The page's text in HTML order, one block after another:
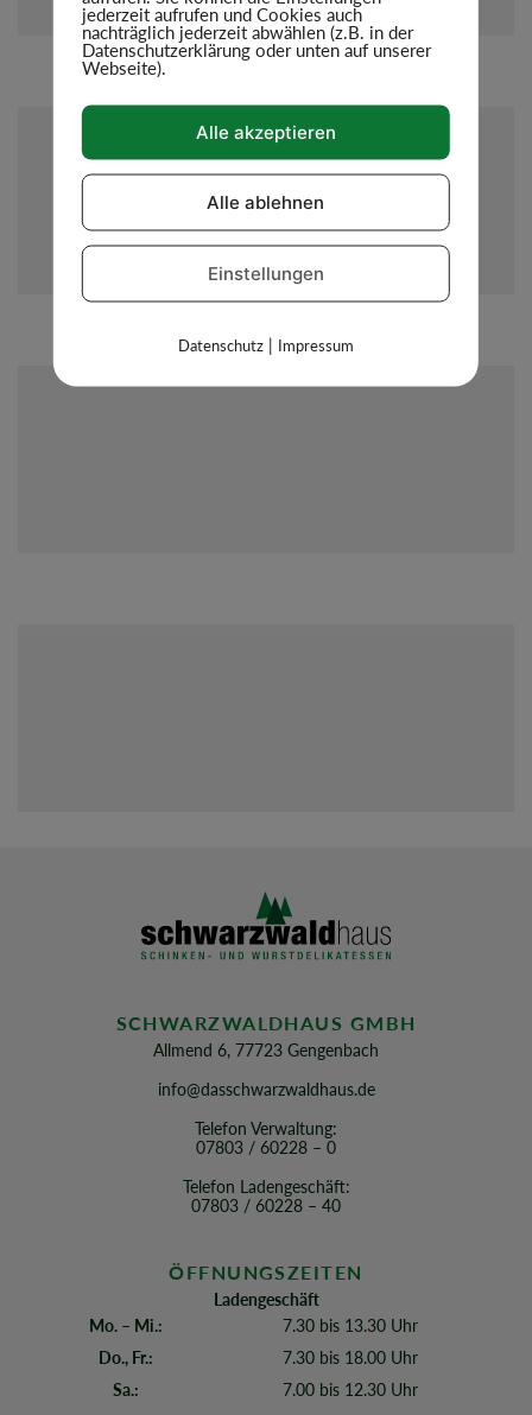
SCHWARZWALDHAUS GMBH
Allmend 6, 77723 Gengenbach
info@dasschwarzwaldhaus.de
Telefon Verwaltung:
07803 / 60228 – 0
Telefon Ladengeschäft:
07803 / 60228 – 40
ÖFFNUNGSZEITEN
Ladengeschäft
Mo. – Mi.:
7.30 bis 13.30 Uhr
Do., Fr.:
7.30 bis 18.00 Uhr
Sa.:
7.00 bis 12.30 Uhr
jederzeit aufrufen und Cookies auch
nachträglich jederzeit abwählen (z.B. in der
Datenschutzerklärung oder unten auf unserer
Webseite).
Alle akzeptieren
Alle ablehnen
Einstellungen
Datenschutz| Impressum